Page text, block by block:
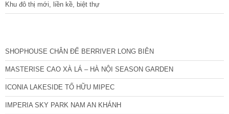
Khu đô thị mới, liền kề, biệt thự
SHOPHOUSE CHÂN ĐẾ BERRIVER LONG BIÊN
MASTERISE CAO XÀ LÁ – HÀ NỘI SEASON GARDEN
ICONIA LAKESIDE TỐ HỮU MIPEC
IMPERIA SKY PARK NAM AN KHÁNH